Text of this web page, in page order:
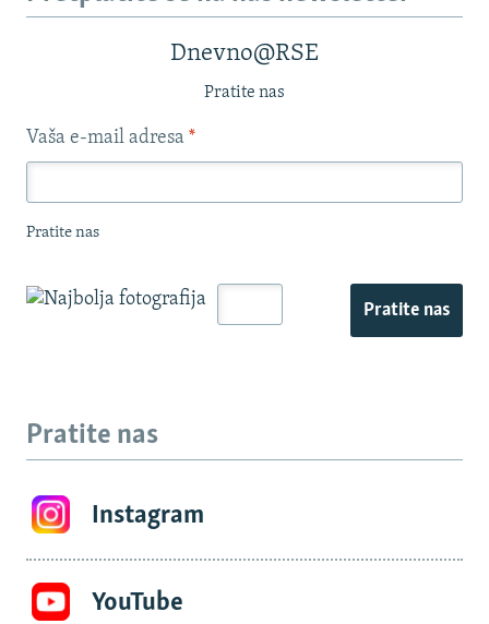
Dnevno@RSE
Pratite nas
Vaša e-mail adresa *
Pratite nas
Pratite nas
Pratite nas
Instagram
YouTube